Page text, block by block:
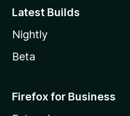
Latest Builds
Nightly
Beta
Firefox for Business